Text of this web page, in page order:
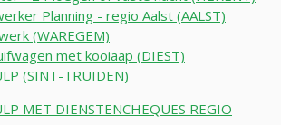
Planning - regio Aalst (AALST)
(WAREGEM)
met kooiaap (DIEST)
(SINT-TRUIDEN)
MET DIENSTENCHEQUES REGIO